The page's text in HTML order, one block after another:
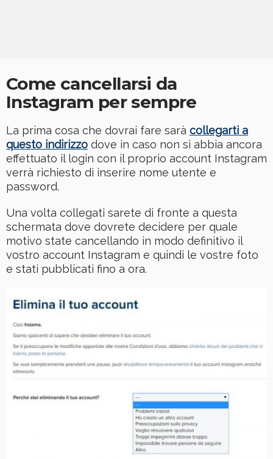
Come cancellarsi da
Instagram per sempre
La prima cosa che dovrai fare sarà collegarti a
questo indirizzo dove in caso non si abbia ancora
effettuato il login con il proprio account Instagram
verrà richiesto di inserire nome utente e
password.
Una volta collegati sarete di fronte a questa
schermata dove dovrete decidere per quale
motivo state cancellando in modo definitivo il
vostro account Instagram e quindi le vostre foto
e stati pubblicati fino a ora.